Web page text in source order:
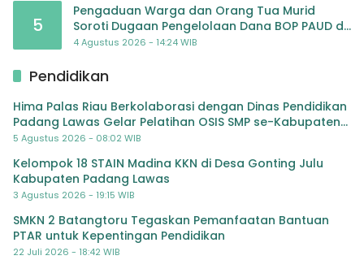
5
Pengaduan Warga dan Orang Tua Murid
Soroti Dugaan Pengelolaan Dana BOP PAUD di
TK Al-Ikhlas Tapanuli Selatan
4 Agustus 2026 - 14:24 WIB
Pendidikan
Hima Palas Riau Berkolaborasi dengan Dinas Pendidikan
Padang Lawas Gelar Pelatihan OSIS SMP se-Kabupaten
Padang Lawas
5 Agustus 2026 - 08:02 WIB
Kelompok 18 STAIN Madina KKN di Desa Gonting Julu
Kabupaten Padang Lawas
3 Agustus 2026 - 19:15 WIB
SMKN 2 Batangtoru Tegaskan Pemanfaatan Bantuan
PTAR untuk Kepentingan Pendidikan
22 Juli 2026 - 18:42 WIB